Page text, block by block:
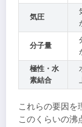
気圧
分子量
極性・水
素結合
これらの要因を
このくらいの沸